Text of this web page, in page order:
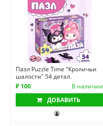
Пазл Puzzle Time "Кроличьи
шалости" 54 детал.
₽ 100
В наличии
ДОБАВИТЬ
-